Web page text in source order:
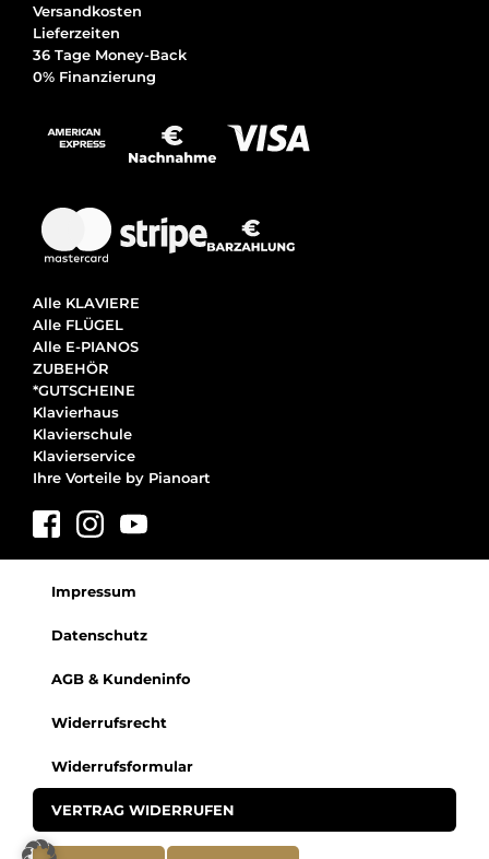
Versandkosten
Lieferzeiten
36 Tage Money-Back
0% Finanzierung
Alle KLAVIERE
Alle FLÜGEL
Alle E-PIANOS
ZUBEHÖR
*GUTSCHEINE
Klavierhaus
Klavierschule
Klavierservice
Ihre Vorteile by Pianoart
Impressum
Datenschutz
AGB & Kundeninfo
Widerrufsrecht
Widerrufsformular
VERTRAG WIDERRUFEN